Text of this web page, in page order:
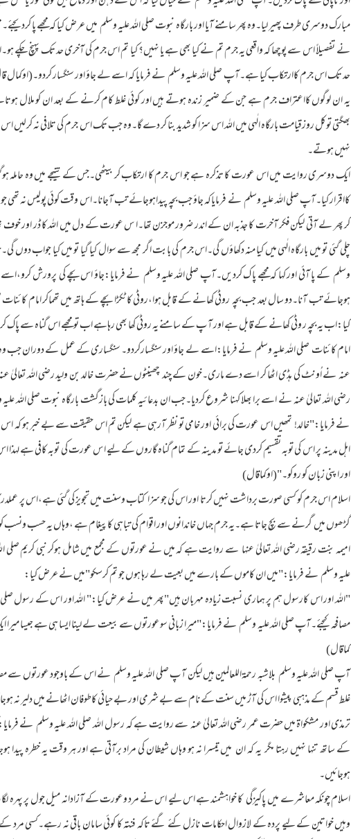
مبارک دوسری طرف پھیر لیا۔وہ پھر سامنے آیا اور بارگاہ نبوت صلی اللہ علیہ وسلم میں عرض کیا کہ مجھے پا
نے تفصیلاً اس سے پوچھا کہ واقعی یہ جرم تم نے کیا بھی ہے یا نہیں؟ کیا تم اس جرم کی آخری حد تک پہنچ
حد تک اس جرم کاارتکاب کیا ہے۔آپ صلی اللہ علیہ وسلم نے فرمایا کہ اسے لے جاؤ اور سنگسار کردو۔(اوکمال
یہ ان لوگوں کااعتراف جرم ہے جن کے ضمیر زندہ ہوتے ہیں اور کوئی غلط کام کرنے کے بعد ان کو ملال
بھگتی توکل روزقیامت بارگاہ الٰہی میں اللہ اس سزا کو شدید بنا کر دے گا۔وہ جب تک اس جرم کی تلافی نہ
نہیں ہوتے۔
ایک دوسری روایت میں اس عورت کا تذکرہ ہے جو اس جرم کا ارتکاب کر بیٹھی۔جس کے نتیجے میں وہ حاملہ
کااقرار کیا۔آپ صلی اللہ علیہ وسلم نے فرمایاکہ جاؤ جب بچہ پیداہوجائے تب آجانا۔اس وقت کوئی پولیس نہ
کر پھر لے آتی لیکن فکر آخرت کا جذبہ ان کے اندر ضرور موجزن تھا۔ا س عورت کے دل میں اللہ کا ڈر اور خوف
چلی گئی تو میں بارگاہ الٰہی میں کیا منہ دکھاؤں گی۔اس جرم کی بابت اگر مجھ سے سوال کیا گیا تو میں کیا جواب دوں
وسلم کے پا آئی اور کہا کہ مجھے پا ک کردیں۔آپ صلی اللہ علیہ وسلم نے فرمایا:جاؤ اس بچے کی پرورش
ہوجائے تب آنا۔دو سال بعد جب بچہ روٹی کھانے کے قابل ہوا،روٹی کاٹکڑا بچے کے ہاتھ میں تھماکر امام
کیا:اب یہ بچہ ر وٹی کھانے کے قابل ہے اور آ پ کے سامنے یہ روٹی کھا بھی رہاہے اب تو مجھے اس گناہ سے پاک
امام کائنات صلی اللہ علیہ وسلم نے فرمایا:اسے لے جاؤ اور سنگسارکردو۔ سنگساری کے عمل کے دوران جب وہ
عنہ نے اُونٹ کی ہڈی اٹھا کر اسے دے ماری۔خون کے چند چھینٹوں نے حضرت خالد بن ولید رضی اللہ تعالیٰ
رضی اللہ تعالیٰ عنہ نے اسے برا بھلا کہنا شروع کردیا۔جب ان بدعائیہ کلمات کی بازگشت بارگاہ نبوت صلی اللہ
نے فرمایا:"خالد! تمھیں اس عورت کی برائی اور خامی تو نظر آرہی ہے لیکن تم اس حقیقت سے بے خبر ہو کہ اس
اہل مدینہ پر اس کی توبہ تقسیم کردی جائے تو مدینہ کے تمام گناہ گاروں کے لیے ا س عورت کی توبہ کافی ہے
اور ا پنی زبان کو روکو۔"(اوکماقال)
اسلام اس جرم کو کسی صورت برداشت نہیں کرتا اور اس کی جو سزا کتاب وسنت میں تجویز کی گئی ہے،اس پر
گڑھوں میں گرنے سے بچ جاتا ہے۔یہ جرم جہاں خاندانوں اور اقوام کی تباہی کاپیغام ہے ،وہاں یہ حسب
امیمہ بنت رقیقہ رضی اللہ تعالیٰ عنہا سے روایت ہے کہ میں نے عورتوں کے مجمع میں شامل ہوکر نبی کریم
علیہ وسلم نے فرمایا:"میں ان کاموں کے بارے میں بعیت لے رہا ہوں جو تم کرسکو"میں نے عرض کیا:
"اللہ اور اس کارسول ہم پر ہماری نسبت زیادہ مہربان ہیں"پھر میں نے عرض کیا:" اللہ اور اس کے رسول
مصافحہ کیجئے۔آپ صلی اللہ علیہ وسلم نے فرمایا:"میرا زبانی سوعورتوں سے بیعت لے لینا ایسا ہی ہے جیسا
کماقال)
آپ صلی اللہ علیہ وسلم بلاشبہ رحمۃاللعالمین ہیں لیکن آ پ صلی اللہ علیہ وسلم نے اس کے باوجود عورتوں
غلط قسم کے مذہبی پیشوا اس کی آڑ میں سنت کے نام سے بے شرمی اور بے حیائی کاطوفان اٹھانے میں دلیر نہ
ترمذی اور مشکواۃ میں حضرت عمر رضی اللہ تعالیٰ عنہ سے روایت ہے کہ رسول اللہ صلی اللہ علیہ وسلم نے
کے ساتھ تنہا نہیں رہتا مگر یہ کہ ان میں تیسرا نہ ہو وہاں شیطان کی مراد برآتی ہے اور ہر وقت یہ خطرہ پیدا
ہوجائیں۔
اسلام چونکہ معاشرے میں پاکیزگی کا خواہشمند ہے اس لیے اس نے مرد وعورت کے آزادانہ میل جول پر پہرہ
وہیں خواتین کے لیے پردہ کے لازوال احکامات نازل کئے گئے تاکہ فنتہ کا کوئی سامان باقی نہ رہے۔کسی مرد کے